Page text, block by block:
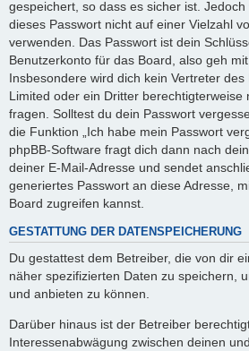
gespeichert, so dass es sicher ist. Jedoch
dieses Passwort nicht auf einer Vielzahl
verwenden. Das Passwort ist dein
Benutzerkonto für das Board, also geh
Insbesondere wird dich kein Vertreter
Limited oder ein Dritter berechtigterweise
fragen. Solltest du dein Passwort
die Funktion „Ich habe mein Passwort
phpBB-Software fragt dich dann nach
deiner E-Mail-Adresse und sendet
generiertes Passwort an diese Adresse,
Board zugreifen kannst.
GESTATTUNG DER DATENSPEICHERUNG
Du gestattest dem Betreiber, die von dir
näher spezifizierten Daten zu speichern,
und anbieten zu können.
Darüber hinaus ist der Betreiber
Interessenabwägung zwischen deinen